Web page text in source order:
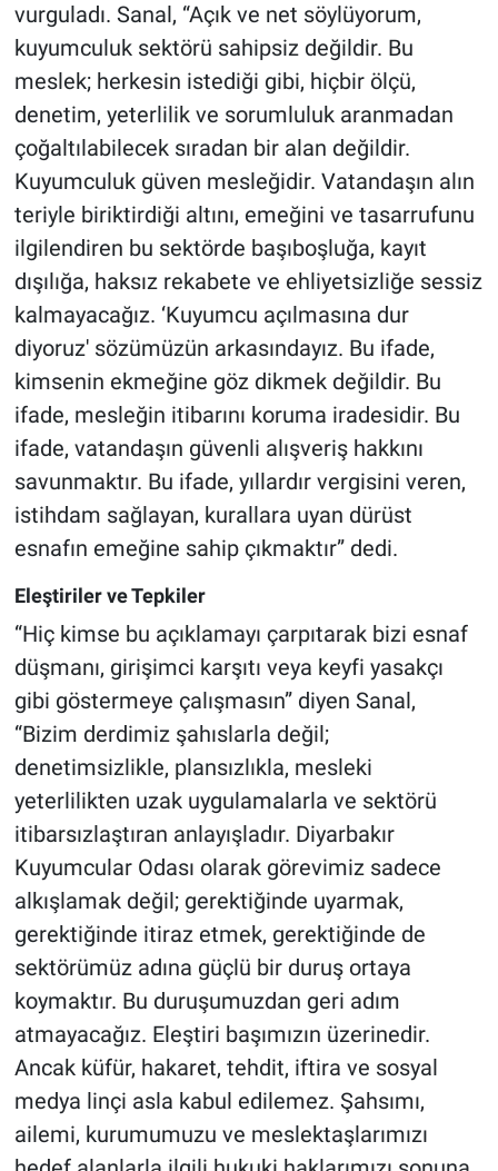
vurguladı. Sanal, “Açık ve net söylüyorum,
kuyumculuk sektörü sahipsiz değildir. Bu
meslek; herkesin istediği gibi, hiçbir ölçü,
denetim, yeterlilik ve sorumluluk aranmadan
çoğaltılabilecek sıradan bir alan değildir.
Kuyumculuk güven mesleğidir. Vatandaşın alın
teriyle biriktirdiği altını, emeğini ve tasarrufunu
ilgilendiren bu sektörde başıboşluğa, kayıt
dışılığa, haksız rekabete ve ehliyetsizliğe sessiz
kalmayacağız. ‘Kuyumcu açılmasına dur
diyoruz' sözümüzün arkasındayız. Bu ifade,
kimsenin ekmeğine göz dikmek değildir. Bu
ifade, mesleğin itibarını koruma iradesidir. Bu
ifade, vatandaşın güvenli alışveriş hakkını
savunmaktır. Bu ifade, yıllardır vergisini veren,
istihdam sağlayan, kurallara uyan dürüst
esnafın emeğine sahip çıkmaktır” dedi.
Eleştiriler ve Tepkiler
“Hiç kimse bu açıklamayı çarpıtarak bizi esnaf
düşmanı, girişimci karşıtı veya keyfi yasakçı
gibi göstermeye çalışmasın” diyen Sanal,
“Bizim derdimiz şahıslarla değil;
denetimsizlikle, plansızlıkla, mesleki
yeterlilikten uzak uygulamalarla ve sektörü
itibarsızlaştıran anlayışladır. Diyarbakır
Kuyumcular Odası olarak görevimiz sadece
alkışlamak değil; gerektiğinde uyarmak,
gerektiğinde itiraz etmek, gerektiğinde de
sektörümüz adına güçlü bir duruş ortaya
koymaktır. Bu duruşumuzdan geri adım
atmayacağız. Eleştiri başımızın üzerinedir.
Ancak küfür, hakaret, tehdit, iftira ve sosyal
medya linçi asla kabul edilemez. Şahsımı,
ailemi, kurumumuzu ve meslektaşlarımızı